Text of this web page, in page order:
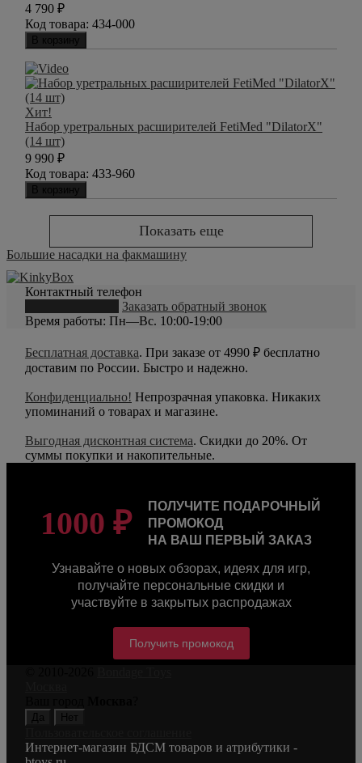
4 790 ₽
Код товара: 434-000
В корзину
Хит!
Набор уретральных расширителей FetiMed "DilatorX"
(14 шт)
9 990 ₽
Код товара: 433-960
В корзину
Показать еще
Большие насадки на факмашину
Контактный телефон
Заказать обратный звонок
Время работы: Пн—Вс. 10:00-19:00
Бесплатная доставка. При заказе от 4990 ₽ бесплатно
доставим по России. Быстро и надежно.
Конфиденциально! Непрозрачная упаковка. Никаких
упоминаний о товарах и магазине.
Выгодная дисконтная система. Скидки до 20%. От
суммы покупки и накопительные.
1000 ₽
ПОЛУЧИТЕ ПОДАРОЧНЫЙ
ПРОМОКОД
НА ВАШ ПЕРВЫЙ ЗАКАЗ
Узнавайте о новых обзорах, идеях для игр,
получайте персональные скидки и
участвуйте в закрытых распродажах
Получить промокод
Интернет-магазин БДСМ товаров и атрибутики -